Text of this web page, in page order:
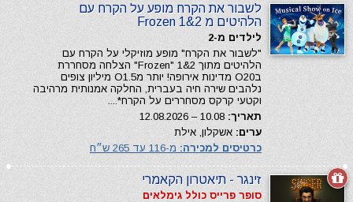
לשבור את הקרח מופע על הקרח עם
הלהיטים מ Frozen 1&2
לילדים מ-2
"לשבור את הקרח" מופע מוזיקלי על הקרח עם
הלהיטים מתוך 2&1 "Frozen" הצלחה מסחררת
בО20 מדינות אירופה! יותר מО1.5 מיליון צופים
נלהבים שירה חיה בעברית, החלקה אמנותית מרהיבה
וקטעי קרקס מסחררים על הקרח*....
תאריך:
ערים: אשקלון, אילת
כרטיסים למכירה: מ-116 עד 265 ש״ח
זינגר - תיאטרון הקאמרי
סופר פרייס כולל גימלאים